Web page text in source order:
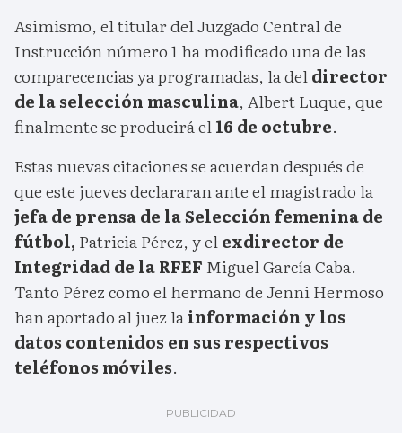
Asimismo, el titular del Juzgado Central de
Instrucción número 1 ha modificado una de las
comparecencias ya programadas, la deldirector
de la selección masculina, Albert Luque, que
finalmente se producirá el16 de octubre.
Estas nuevas citaciones se acuerdan después de
que este jueves declararan ante el magistrado la
jefa de prensa de la Selección femenina de
fútbol, Patricia Pérez, y elexdirector de
Integridad de la RFEF Miguel García Caba.
Tanto Pérez como el hermano de Jenni Hermoso
han aportado al juez lainformación y los
datos contenidos en sus respectivos
teléfonos móviles.